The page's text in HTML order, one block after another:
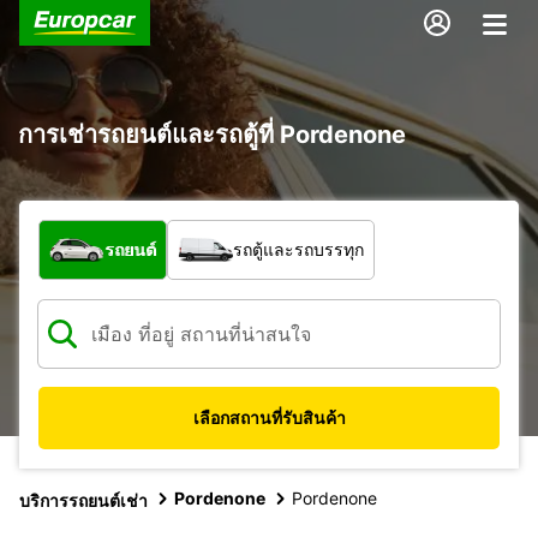
การเช่ารถยนต์และรถตู้ที่ Pordenone
รถประเภทใด
รถยนต์ รถตู้และรถบรรทุก
เลือกสถานที่รับสินค้า
บริการรถยนต์เช่า Pordenone Pordenone